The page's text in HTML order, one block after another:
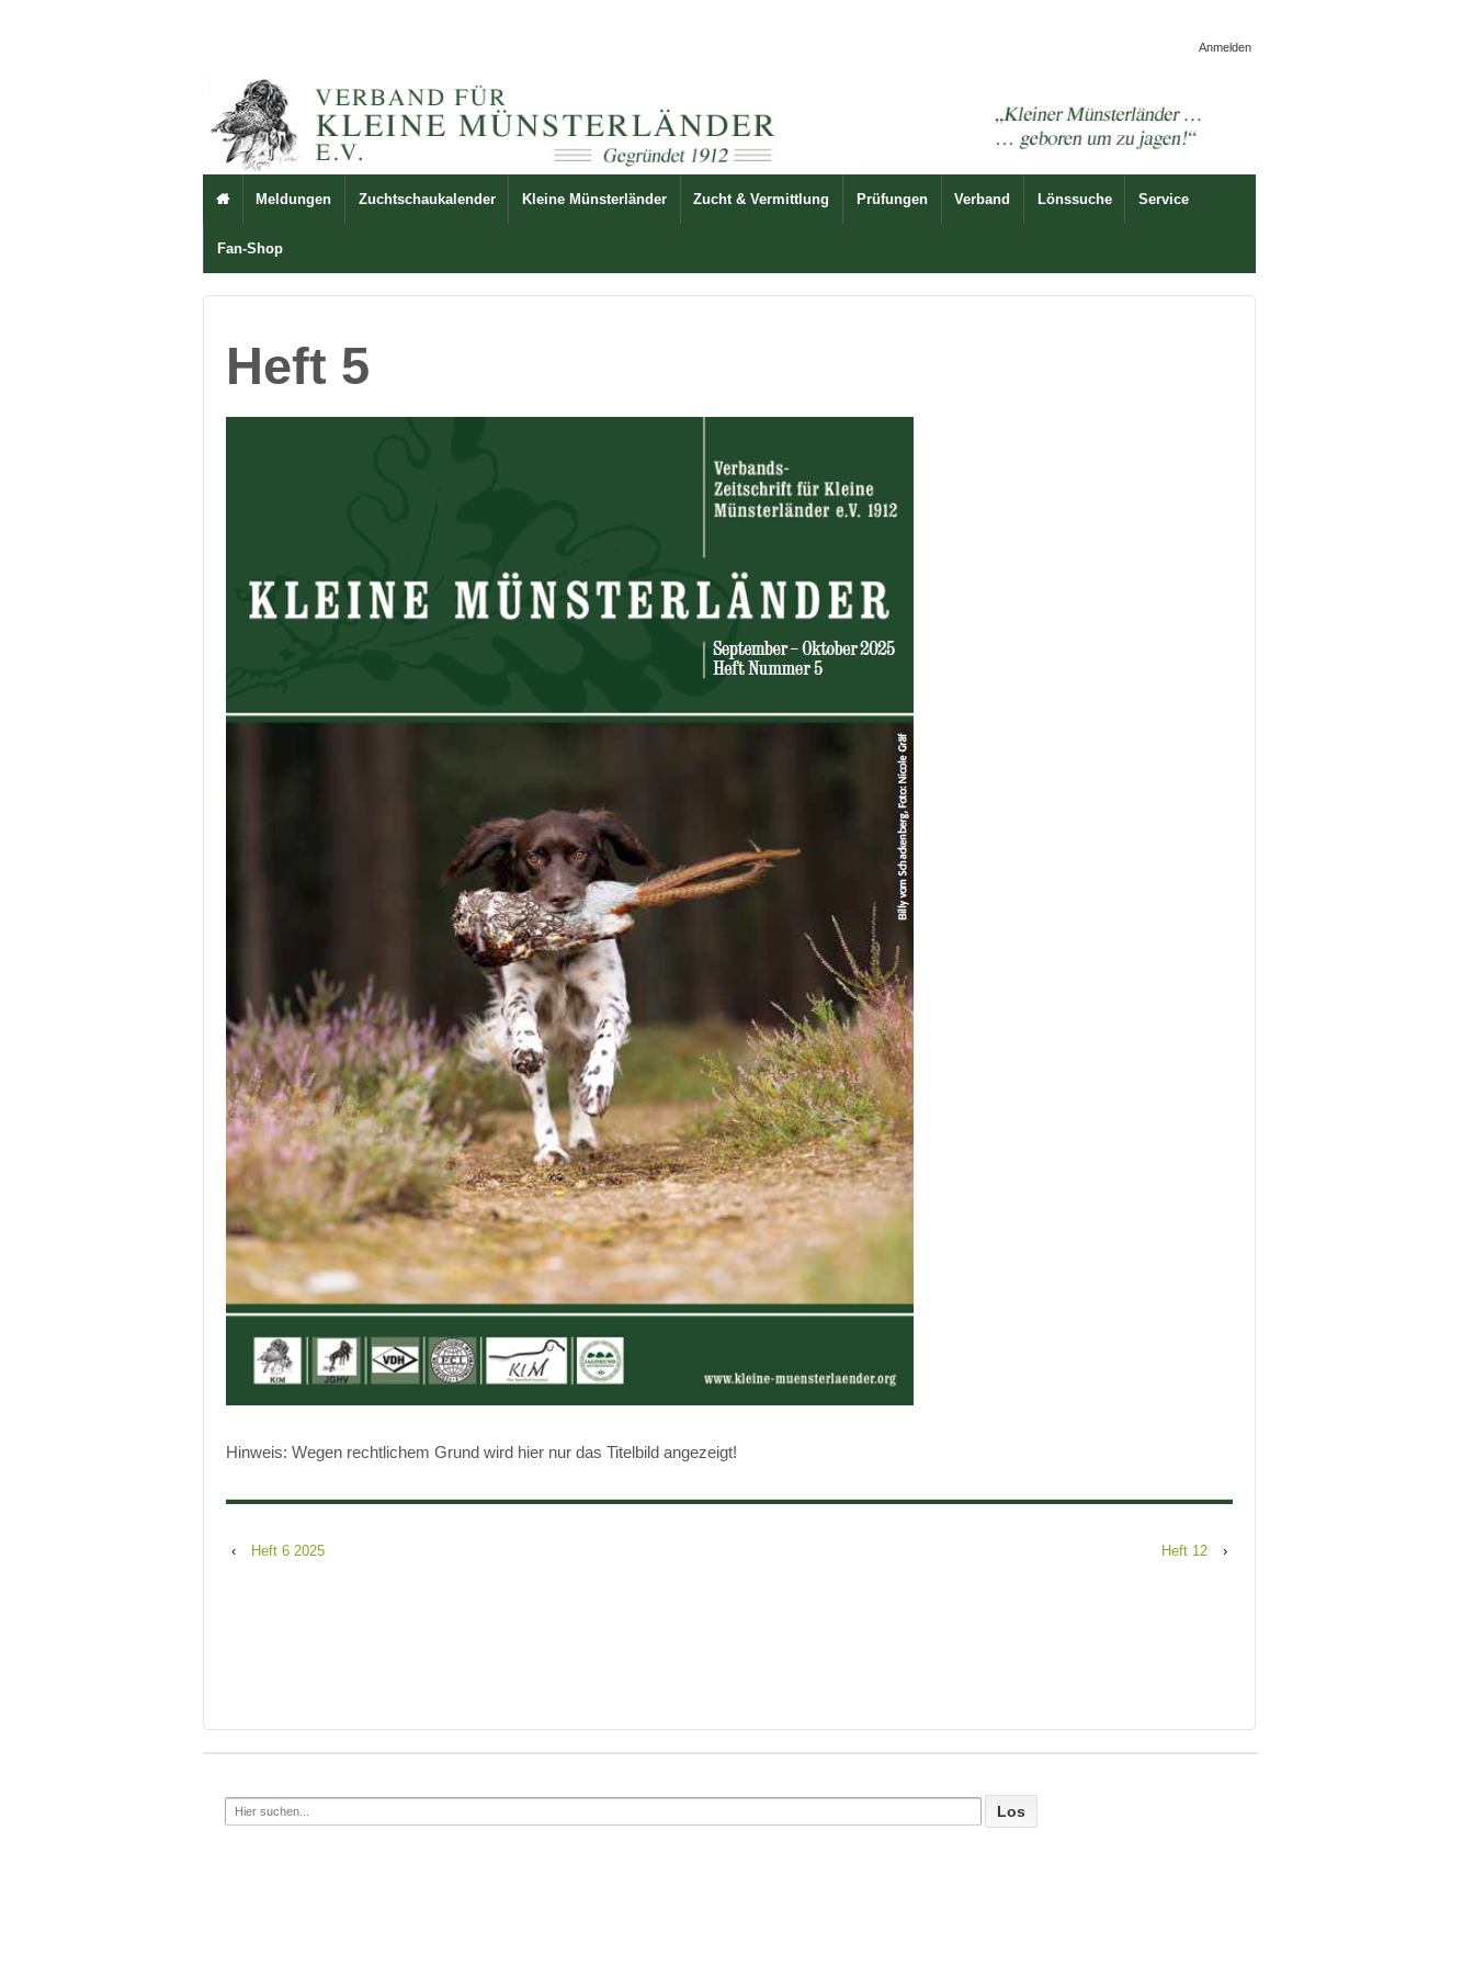
Anmelden
 Meldungen Zuchtschaukalender Kleine Münsterländer Zucht & Vermittlung Prüfungen Verband Lönssuche Service
Fan-Shop
Heft 5
Hinweis: Wegen rechtlichem Grund wird hier nur das Titelbild angezeigt!
‹ Heft 6 2025 Heft 12 ›
Search